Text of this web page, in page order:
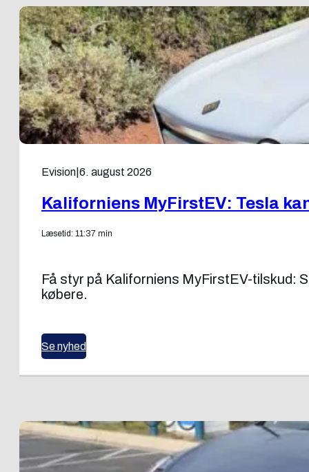
Evision 6. august 2026
Kaliforniens MyFirstEV: Tesla
Læsetid: 11:37 min
Få styr på Kaliforniens MyFirstEV-tilskud:
købere.
Se nyhed